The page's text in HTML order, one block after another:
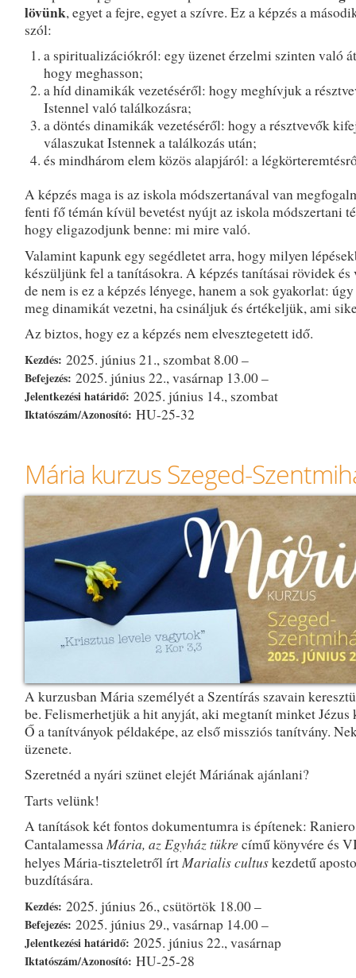
lövünk, egyet a fejre, egyet a szívre. Ez a képzés a
szól:
a spiritualizációkról: egy üzenet érzelmi szinten való
hogy meghasson;
a híd dinamikák vezetéséről: hogy meghívjuk a
Istennel való találkozásra;
a döntés dinamikák vezetéséről: hogy a résztvevők
válaszukat Istennek a találkozás után;
és mindhárom elem közös alapjáról: a
A képzés maga is az iskola módszertanával van
fenti fő témán kívül bevetést nyújt az iskola módszertani
hogy eligazodjunk benne: mi mire való.
Valamint kapunk egy segédletet arra, hogy milyen
készüljünk fel a tanításokra. A képzés tanításai rövidek és
de nem is ez a képzés lényege, hanem a sok gyakorlat:
meg dinamikát vezetni, ha csináljuk és értékeljük, ami
Az biztos, hogy ez a képzés nem elvesztegetett idő.
Kezdés: 2025. június 21., szombat 8.00 –
Befejezés: 2025. június 22., vasárnap 13.00 –
Jelentkezési határidő: 2025. június 14., szombat
Iktatószám/Azonosító: HU-25-32
Mária kurzus Szeged-
A kurzusban Mária személyét a Szentírás szavain
be. Felismerhetjük a hit anyját, aki megtanít minket Jézus
Ő a tanítványok példaképe, az első missziós tanítvány.
üzenete.
Szeretnéd a nyári szünet elejét Máriának ajánlani?
Tarts velünk!
A tanítások két fontos dokumentumra is építenek: Raniero
CantalamessaMária, az Egyház tükre című könyvére és
helyes Mária-tiszteletről írtMarialis cultuskezdetű
buzdítására.
Kezdés: 2025. június 26., csütörtök 18.00 –
Befejezés: 2025. június 29., vasárnap 14.00 –
Jelentkezési határidő: 2025. június 22., vasárnap
Iktatószám/Azonosító: HU-25-28